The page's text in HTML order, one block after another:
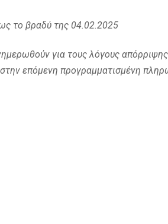
το βραδύ της 04.02.2025
για τους λόγους
επόμενη προγραμματισμένη